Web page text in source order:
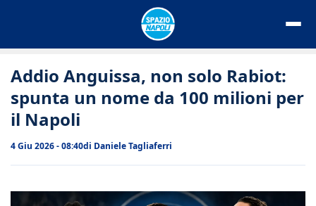
Addio Anguissa, non solo Rabiot:
spunta un nome da 100 milioni per
il Napoli
4 Giu 2026 - 08:40di Daniele Tagliaferri